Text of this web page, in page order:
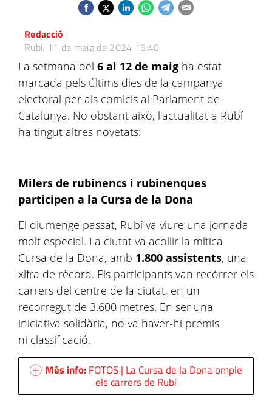
Redacció
Rubí. 11 de maig de 2024 16:40
La setmana del 6 al 12 de maig ha estat
marcada pels últims dies de la campanya
electoral per als comicis al Parlament de
Catalunya. No obstant això, l'actualitat a Rubí
ha tingut altres novetats:
Milers de rubinencs i rubinenques
participen a la Cursa de la Dona
El diumenge passat, Rubí va viure una jornada
molt especial. La ciutat va acollir la mítica
Cursa de la Dona, amb 1.800 assistents, una
xifra de rècord. Els participants van recórrer els
carrers del centre de la ciutat, en un
recorregut de 3.600 metres. En ser una
iniciativa solidària, no va haver-hi premis
ni classificació.
Més info:FOTOS | La Cursa de la Dona omple
els carrers de Rubí